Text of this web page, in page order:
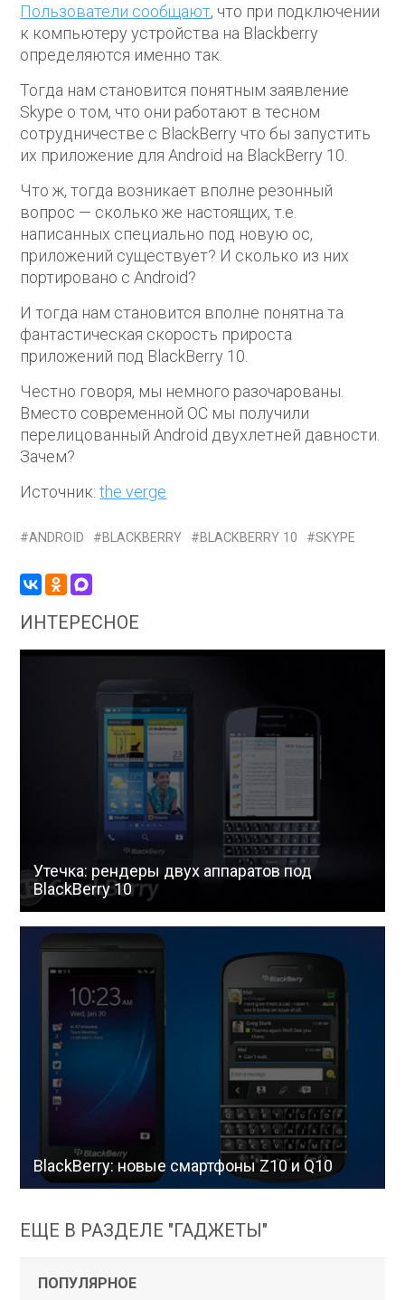
Пользователи сообщают, что при подключении
к компьютеру устройства на Blackberry
определяются именно так.
Тогда нам становится понятным заявление
Skype о том, что они работают в тесном
сотрудничестве с BlackBerry что бы запустить
их приложение для Android на BlackBerry 10.
Что ж, тогда возникает вполне резонный
вопрос — сколько же настоящих, т.е.
написанных специально под новую ос,
приложений существует? И сколько из них
портировано с Android?
И тогда нам становится вполне понятна та
фантастическая скорость прироста
приложений под BlackBerry 10.
Честно говоря, мы немного разочарованы.
Вместо современной ОС мы получили
перелицованный Android двухлетней давности.
Зачем?
Источник:the verge
ANDROID BLACKBERRY BLACKBERRY 10 SKYPE
ИНТЕРЕСНОЕ
Утечка: рендеры двух аппаратов под
BlackBerry 10
BlackBerry: новые смартфоны Z10 и Q10
ЕЩЕ В РАЗДЕЛЕ "ГАДЖЕТЫ"
ПОПУЛЯРНОЕ